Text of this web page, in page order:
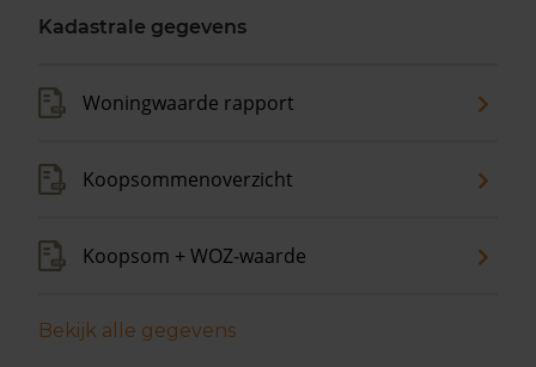
Kadastrale gegevens
Woningwaarde rapport
Koopsommenoverzicht
Koopsom + WOZ-waarde
Bekijk alle gegevens